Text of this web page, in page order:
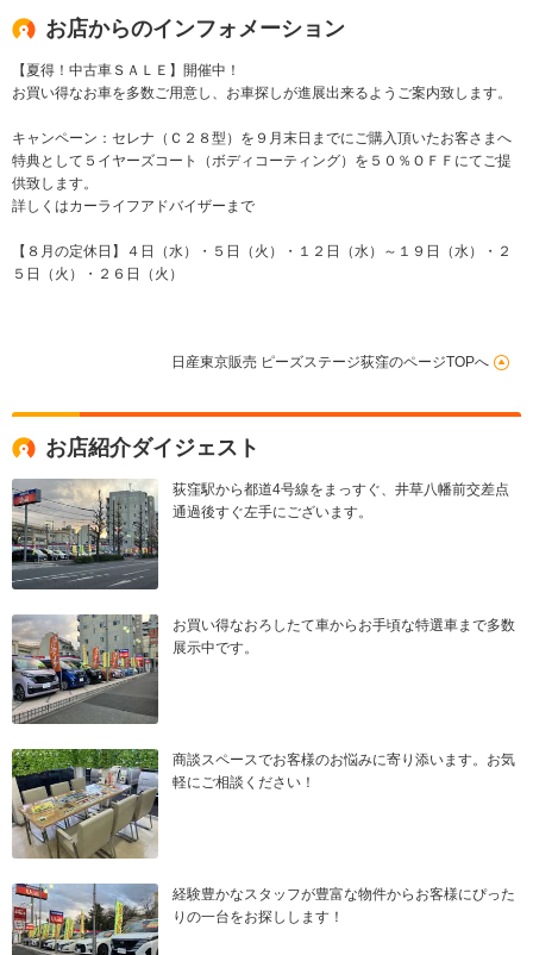
お店からのインフォメーション
【夏得！中古車ＳＡＬＥ】開催中！
お買い得なお車を多数ご用意し、お車探しが進展出来るようご案内致します。
キャンペーン：セレナ（Ｃ２８型）を９月末日までにご購入頂いたお客さまへ
特典として５イヤーズコート（ボディコーティング）を５０％ＯＦＦにてご提
供致します。
詳しくはカーライフアドバイザーまで
【８月の定休日】４日（水）・５日（火）・１２日（水）～１９日（水）・２
５日（火）・２６日（火）
日産東京販売 ピーズステージ荻窪のページTOPへ
お店紹介ダイジェスト
荻窪駅から都道4号線をまっすぐ、井草八幡前交差点
通過後すぐ左手にございます。
お買い得なおろしたて車からお手頃な特選車まで多数
展示中です。
商談スペースでお客様のお悩みに寄り添います。お気
軽にご相談ください！
経験豊かなスタッフが豊富な物件からお客様にぴった
りの一台をお探しします！